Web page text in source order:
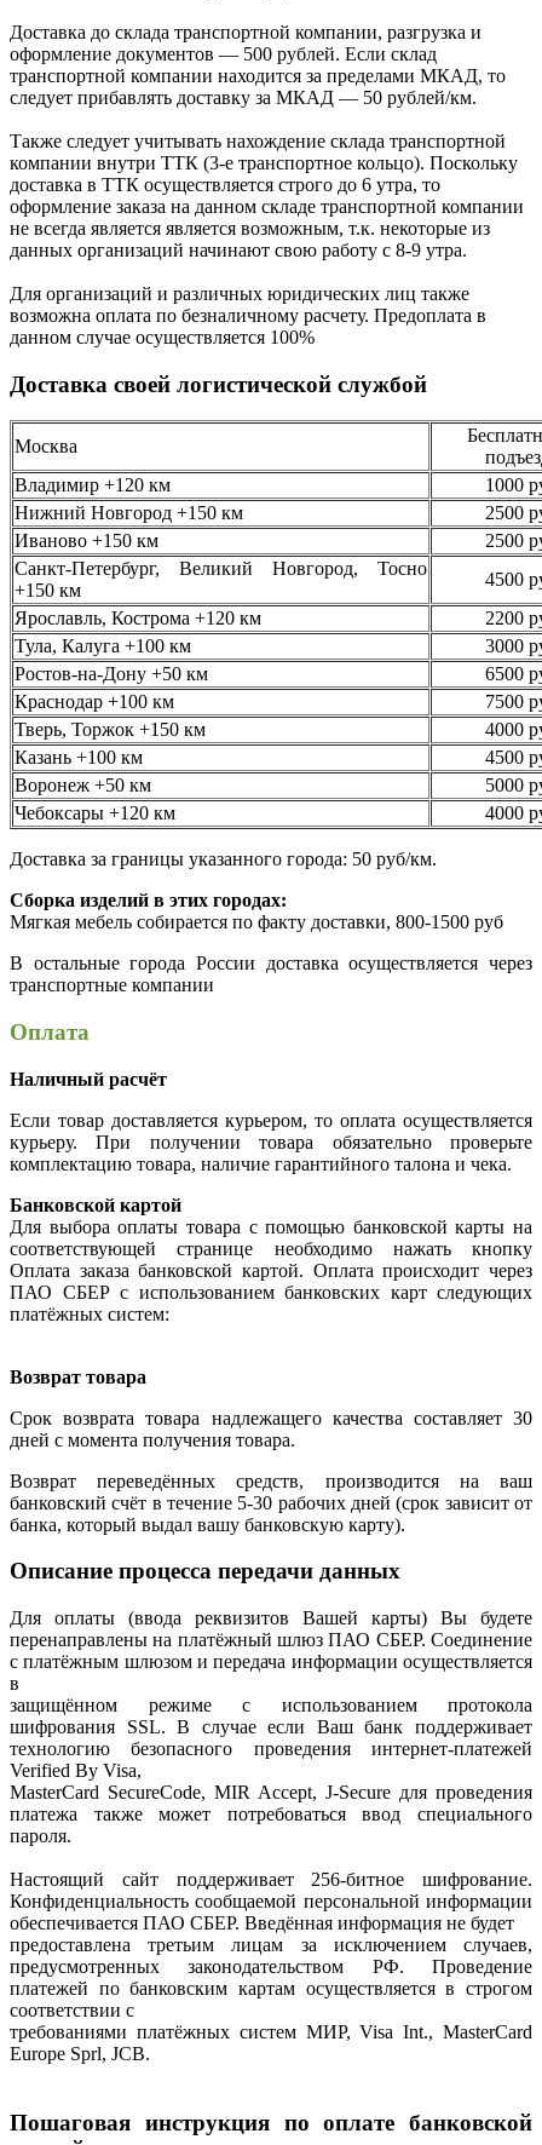
Доставка до склада транспортной компании, разгрузка и
оформление документов — 500 рублей. Если склад
транспортной компании находится за пределами МКАД, то
следует прибавлять доставку за МКАД — 50 рублей/км.
Также следует учитывать нахождение склада транспортной
компании внутри ТТК (3-е транспортное кольцо). Поскольку
доставка в ТТК осуществляется строго до 6 утра, то
оформление заказа на данном складе транспортной компании
не всегда является является возможным, т.к. некоторые из
данных организаций начинают свою работу с 8-9 утра.
Для организаций и различных юридических лиц также
возможна оплата по безналичному расчету. Предоплата в
данном случае осуществляется 100%
Доставка своей логистической службой
Москва
Владимир +120 км
1000
Нижний Новгород +150 км
2500
Иваново +150 км
2500
Санкт-Петербург, Великий Новгород, Тосно
+150 км
4500
Ярославль, Кострома +120 км
2200
Тула, Калуга +100 км
3000
Ростов-на-Дону +50 км
6500
Краснодар +100 км
7500
Тверь, Торжок +150 км
4000
Казань +100 км
4500
Воронеж +50 км
5000
Чебоксары +120 км
4000
Доставка за границы указанного города: 50 руб/км.
Сборка изделий в этих городах:
Мягкая мебель собирается по факту доставки, 800-1500 руб
В остальные города России доставка осуществляется через
транспортные компании
Оплата
Наличный расчёт
Если товар доставляется курьером, то оплата осуществляется
курьеру. При получении товара обязательно проверьте
комплектацию товара, наличие гарантийного талона и чека.
Банковской картой
Для выбора оплаты товара с помощью банковской карты на
соответствующей странице необходимо нажать кнопку
Оплата заказа банковской картой. Оплата происходит через
ПАО СБЕР с использованием банковских карт следующих
платёжных систем:
Возврат товара
Срок возврата товара надлежащего качества составляет 30
дней с момента получения товара.
Возврат переведённых средств, производится на ваш
банковский счёт в течение 5-30 рабочих дней (срок зависит от
банка, который выдал вашу банковскую карту).
Описание процесса передачи данных
Для оплаты (ввода реквизитов Вашей карты) Вы будете
перенаправлены на платёжный шлюз ПАО СБЕР. Соединение
с платёжным шлюзом и передача информации осуществляется
в
защищённом режиме с использованием протокола
шифрования SSL. В случае если Ваш банк поддерживает
технологию безопасного проведения интернет-платежей
Verified By Visa,
MasterCard SecureCode, MIR Accept, J-Secure для проведения
платежа также может потребоваться ввод специального
пароля.
Настоящий сайт поддерживает 256-битное шифрование.
Конфиденциальность сообщаемой персональной информации
обеспечивается ПАО СБЕР. Введённая информация не будет
предоставлена третьим лицам за исключением случаев,
предусмотренных законодательством РФ. Проведение
платежей по банковским картам осуществляется в строгом
соответствии с
требованиями платёжных систем МИР, Visa Int., MasterCard
Europe Sprl, JCB.
Пошаговая инструкция по оплате банковской